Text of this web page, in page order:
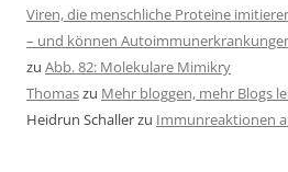
Viren, die menschliche Proteine
– und können
zu Abb. 82: Molekulare Mimikry
Thomaszu Mehr bloggen, mehr Blogs
Heidrun Schallerzu Immunreaktionen